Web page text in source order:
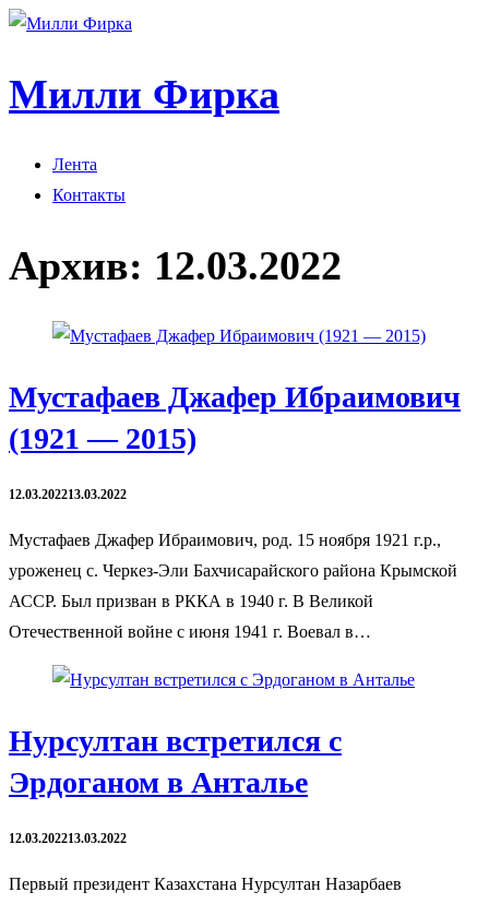
Милли Фирка
Лента
Контакты
Архив: 12.03.2022
Мустафаев Джафер Ибраимович
(1921 — 2015)
12.03.202213.03.2022
Мустафаев Джафер Ибраимович, род. 15 ноября 1921 г.р.,
уроженец с. Черкез-Эли Бахчисарайского района Крымской
АССР. Был призван в РККА в 1940 г. В Великой
Отечественной войне с июня 1941 г. Воевал в…
Нурсултан встретился с
Эрдоганом в Анталье
12.03.202213.03.2022
Первый президент Казахстана Нурсултан Назарбаев